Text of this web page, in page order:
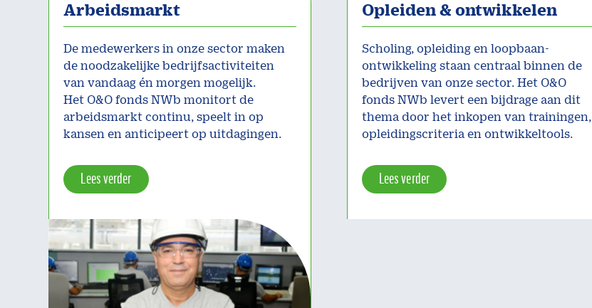
Arbeidsmarkt
De medewerkers in onze sector maken
de noodzakelijke bedrijfsactiviteiten
van vandaag én morgen mogelijk.
Het O&O fonds NWb monitort de
arbeidsmarkt continu, speelt in op
kansen en anticipeert op uitdagingen.
Lees verder
Opleiden & ontwikkelen
Scholing, opleiding en loopbaan-
ontwikkeling staan centraal binnen de
bedrijven van onze sector. Het O&O
fonds NWb levert een bijdrage aan dit
thema door het inkopen van trainingen,
opleidingscriteria en ontwikkeltools.
Lees verder